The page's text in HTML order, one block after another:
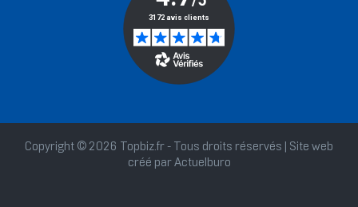
Copyright © 2026 Topbiz.fr - Tous droits réservés | Site web
créé par Actuelburo